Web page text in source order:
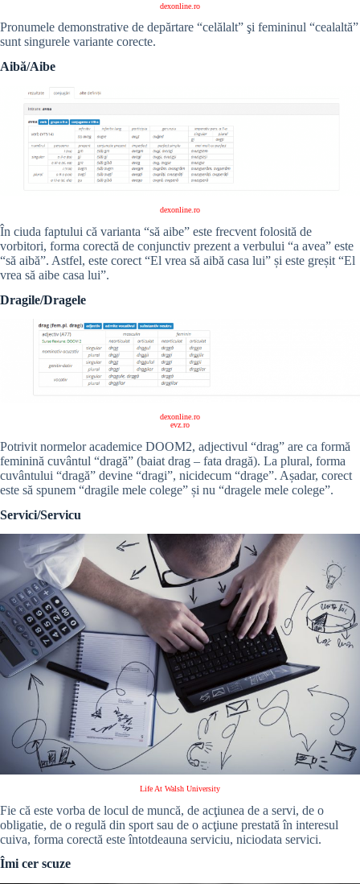
dexonline.ro
Pronumele demonstrative de depărtare “celălalt” şi femininul “cealaltă”
sunt singurele variante corecte.
Aibă/Aibe
dexonline.ro
În ciuda faptului că varianta “să aibe” este frecvent folosită de
vorbitori, forma corectă de conjunctiv prezent a verbului “a avea” este
“să aibă”. Astfel, este corect “El vrea să aibă casa lui” și este greșit “El
vrea să aibe casa lui”.
Dragile/Dragele
dexonline.ro
evz.ro
Potrivit normelor academice DOOM2, adjectivul “drag” are ca formă
feminină cuvântul “dragă” (baiat drag – fata dragă). La plural, forma
cuvântului “dragă” devine “dragi”, nicidecum “drage”. Așadar, corect
este să spunem “dragile mele colege” și nu “dragele mele colege”.
Servici/Servicu
Life At Walsh University
Fie că este vorba de locul de muncă, de acţiunea de a servi, de o
obligatie, de o regulă din sport sau de o acţiune prestată în interesul
cuiva, forma corectă este întotdeauna serviciu, niciodata servici.
Îmi cer scuze